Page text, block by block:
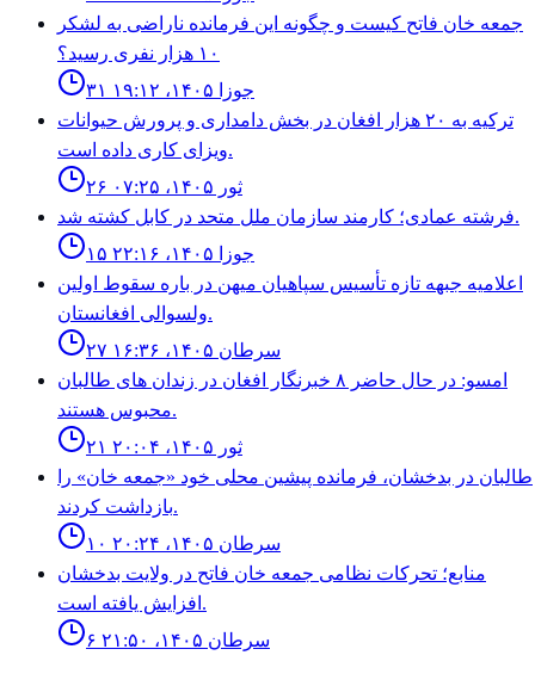
جمعه خان فاتح كيست و چگونه اين فرمانده ناراضى به لشكر
١٠ هزار نفرى رسيد؟
۳۱ جوزا ۱۴۰۵، ۱۹:۱۲
ترکیه به ۲۰ هزار افغان در بخش دامداری و پرورش حیوانات
ویزای کاری داده است.
۲۶ ثور ۱۴۰۵، ۰۷:۲۵
فرشته عمادى؛ كارمند سازمان ملل متحد در كابل كشته شد.
۱۵ جوزا ۱۴۰۵، ۲۲:۱۶
اعلاميه جبهه تازه تأسيس سپاهيان ميهن در باره سقوط اولين
ولسوالى افغانستان.
۲۷ سرطان ۱۴۰۵، ۱۶:۳۶
امسو: در حال حاضر ۸ خبرنگار افغان در زندان‌ های طالبان
محبوس هستند.
۲۱ ثور ۱۴۰۵، ۲۰:۰۴
طالبان در بدخشان، فرمانده پیشین محلی خود «جمعه خان» را
بازداشت کردند.
۱۰ سرطان ۱۴۰۵، ۲۰:۲۴
منابع؛ تحركات نظامى جمعه خان فاتح در ولايت بدخشان
افزايش يافته است.
۶ سرطان ۱۴۰۵، ۲۱:۵۰